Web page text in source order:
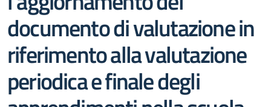
documento di valutazione in
riferimento alla valutazione
periodica e finale degli